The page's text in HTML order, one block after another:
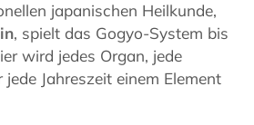
japanischen Heilkunde,
, spielt das Gogyo-System bis
wird jedes Organ, jede
Jahreszeit einem Element